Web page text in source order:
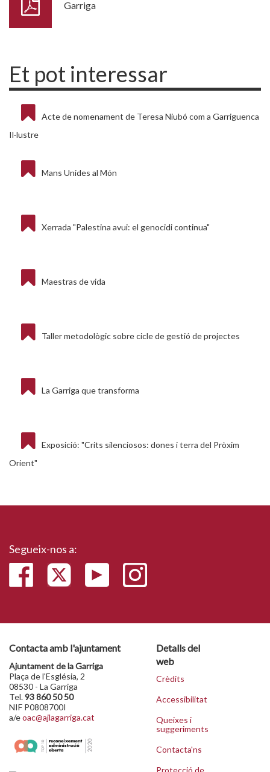
Garriga
Et pot interessar
Acte de nomenament de Teresa Niubó com a Garriguenca
Il·lustre
Mans Unides al Món
Xerrada "Palestina avui: el genocidi continua"
Maestras de vida
Taller metodològic sobre cicle de gestió de projectes
La Garriga que transforma
Exposició: "Crits silenciosos: dones i terra del Pròxim
Orient"
Segueix-nos a:
Contacta amb l'ajuntament
Ajuntament de la Garriga
Plaça de l'Església, 2
08530 - La Garriga
Tel.93 860 50 50
NIF P0808700I
a/eoac@ajlagarriga.cat
Detalls del
web
Crèdits
Accessibilitat
Queixes i
suggeriments
Contacta'ns
Protecció de